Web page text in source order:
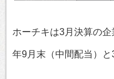
ホーチキは3月決算の
年9月末（中間配当）と